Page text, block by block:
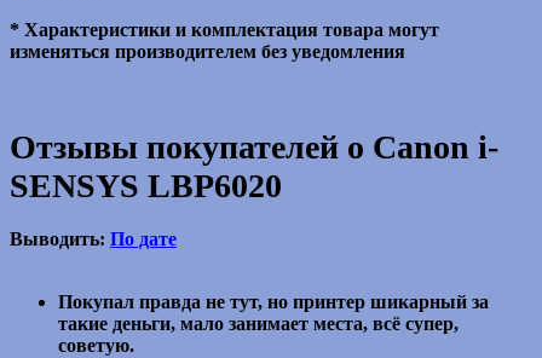
* Характеристики и комплектация товара могут
изменяться производителем без уведомления
Отзывы покупателей о Canon i-
SENSYS LBP6020
Выводить: По дате
Покупал правда не тут, но принтер шикарный за
такие деньги, мало занимает места, всё супер,
советую.